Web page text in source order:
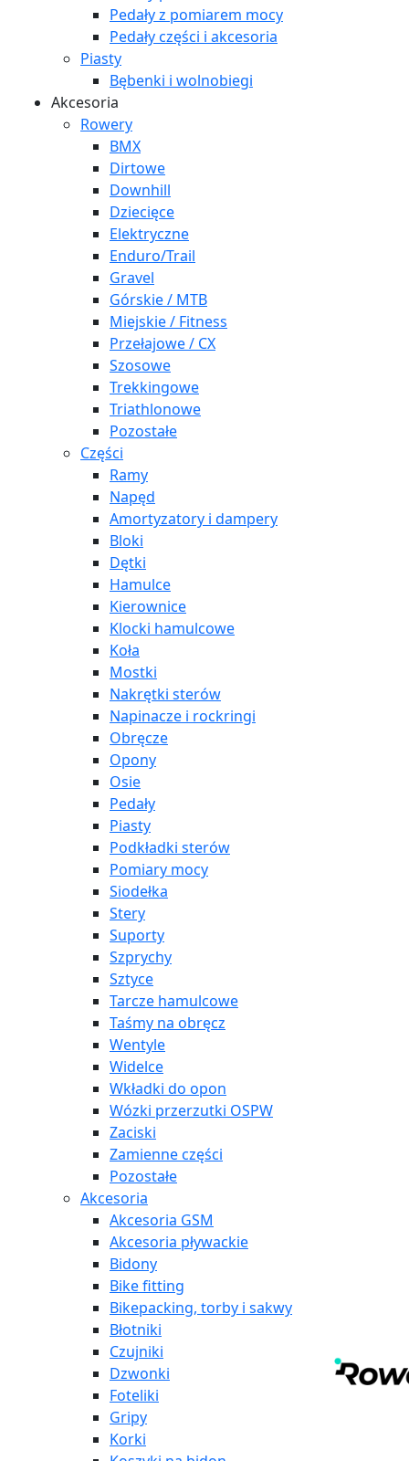
Pedały z pomiarem mocy
Pedały części i akcesoria
Piasty
Bębenki i wolnobiegi
Akcesoria
Rowery
BMX
Dirtowe
Downhill
Dziecięce
Elektryczne
Enduro/Trail
Gravel
Górskie / MTB
Miejskie / Fitness
Przełajowe / CX
Szosowe
Trekkingowe
Triathlonowe
Pozostałe
Części
Ramy
Napęd
Amortyzatory i dampery
Bloki
Dętki
Hamulce
Kierownice
Klocki hamulcowe
Koła
Mostki
Nakrętki sterów
Napinacze i rockringi
Obręcze
Opony
Osie
Pedały
Piasty
Podkładki sterów
Pomiary mocy
Siodełka
Stery
Suporty
Szprychy
Sztyce
Tarcze hamulcowe
Taśmy na obręcz
Wentyle
Widelce
Wkładki do opon
Wózki przerzutki OSPW
Zaciski
Zamienne części
Pozostałe
Akcesoria
Akcesoria GSM
Akcesoria pływackie
Bidony
Bike fitting
Bikepacking, torby i sakwy
Błotniki
Czujniki
Dzwonki
Foteliki
Gripy
Korki